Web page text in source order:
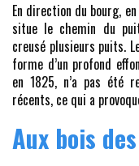
En direction du bourg,
situe le chemin du
creusé plusieurs puits.
forme d’un profond
en 1825, n’a pas été
récents, ce qui a
Aux bois